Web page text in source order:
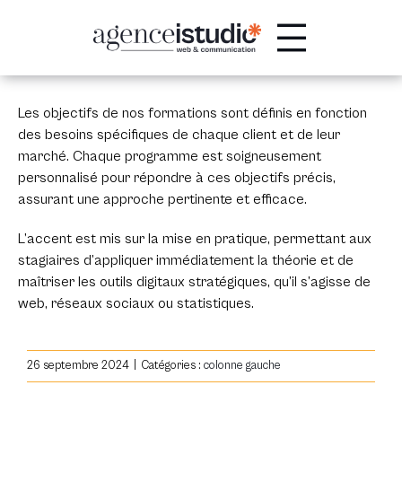
Les objectifs de nos formations sont définis en fonction
des besoins spécifiques de chaque client et de leur
marché. Chaque programme est soigneusement
personnalisé pour répondre à ces objectifs précis,
assurant une approche pertinente et efficace.
L’accent est mis sur la mise en pratique, permettant aux
stagiaires d’appliquer immédiatement la théorie et de
maîtriser les outils digitaux stratégiques, qu’il s’agisse de
web, réseaux sociaux ou statistiques.
26 septembre 2024 Catégories : colonne gauche